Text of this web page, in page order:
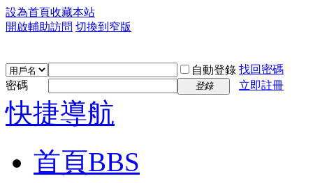
設為首頁收藏本站
開啟輔助訪問 切換到窄版
自動登錄 找回密碼
密碼
登錄 立即註冊
快捷導航
首頁BBS